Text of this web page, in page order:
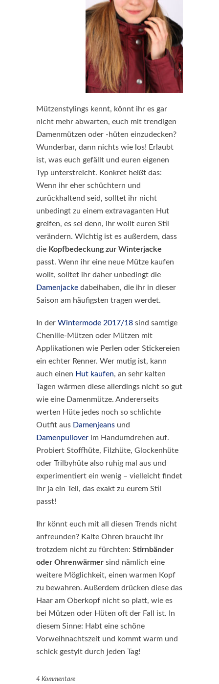
Mützenstylings kennt, könnt ihr es gar
nicht mehr abwarten, euch mit trendigen
Damenmützen oder -hüten einzudecken?
Wunderbar, dann nichts wie los! Erlaubt
ist, was euch gefällt und euren eigenen
Typ unterstreicht. Konkret heißt das:
Wenn ihr eher schüchtern und
zurückhaltend seid, solltet ihr nicht
unbedingt zu einem extravaganten Hut
greifen, es sei denn, ihr wollt euren Stil
verändern. Wichtig ist es außerdem, dass
die Kopfbedeckung zur Winterjacke
passt. Wenn ihr eine neue Mütze kaufen
wollt, solltet ihr daher unbedingt die
Damenjacke dabeihaben, die ihr in dieser
Saison am häufigsten tragen werdet.
In der Wintermode 2017/18 sind samtige
Chenille-Mützen oder Mützen mit
Applikationen wie Perlen oder Stickereien
ein echter Renner. Wer mutig ist, kann
auch einen Hut kaufen, an sehr kalten
Tagen wärmen diese allerdings nicht so gut
wie eine Damenmütze. Andererseits
werten Hüte jedes noch so schlichte
Outfit aus Damenjeans und
Damenpullover im Handumdrehen auf.
Probiert Stoffhüte, Filzhüte, Glockenhüte
oder Trilbyhüte also ruhig mal aus und
experimentiert ein wenig – vielleicht findet
ihr ja ein Teil, das exakt zu eurem Stil
passt!
Ihr könnt euch mit all diesen Trends nicht
anfreunden? Kalte Ohren braucht ihr
trotzdem nicht zu fürchten: Stirnbänder
oder Ohrenwärmer sind nämlich eine
weitere Möglichkeit, einen warmen Kopf
zu bewahren. Außerdem drücken diese das
Haar am Oberkopf nicht so platt, wie es
bei Mützen oder Hüten oft der Fall ist. In
diesem Sinne: Habt eine schöne
Vorweihnachtszeit und kommt warm und
schick gestylt durch jeden Tag!
4 Kommentare